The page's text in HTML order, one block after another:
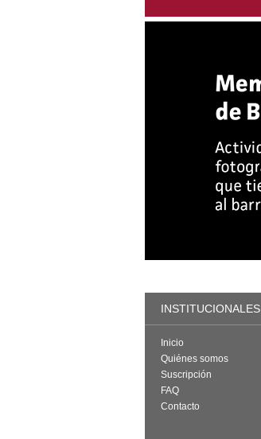
INSTITUCIONALES
Inicio
Quiénes somos
Suscripción
FAQ
Contacto